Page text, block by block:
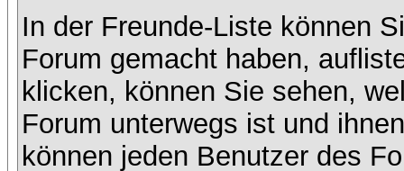
In der Freunde-Liste können
Forum gemacht haben,
klicken, können Sie sehen,
Forum unterwegs ist und
können jeden Benutzer des